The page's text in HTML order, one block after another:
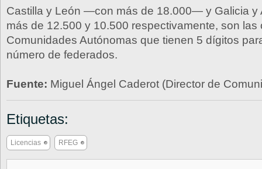
Castilla y León —con más de 18.000— y Galicia y
más de 12.500 y 10.500 respectivamente, son las
Comunidades Autónomas que tienen 5 dígitos
número de federados.
Fuente: Miguel Ángel Caderot (Director de
Etiquetas:
Licencias RFEG